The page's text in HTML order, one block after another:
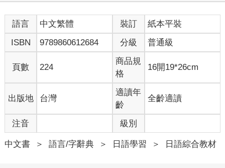
語言 中文繁體 裝訂
紙本平裝
ISBN
9789860612684 分級 普通級
頁數 224
商品規
格
16開19*26cm
出版地 台灣
適讀年
齡
全齡適讀
注音 級別
中文書 ＞ 語言/字辭典 ＞ 日語學習 ＞ 日語綜合教材